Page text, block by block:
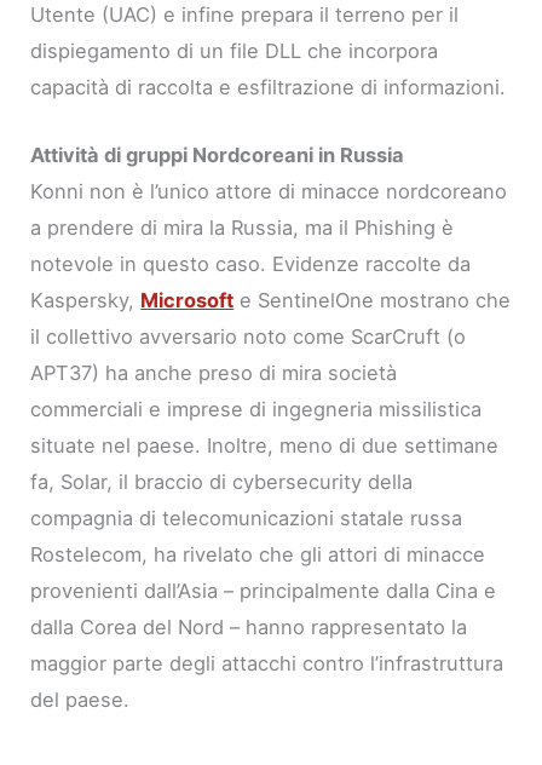
Utente (UAC) e infine prepara il terreno per il
dispiegamento di un file DLL che incorpora
capacità di raccolta e esfiltrazione di informazioni.
Attività di gruppi Nordcoreani in Russia
Konni non è l’unico attore di minacce nordcoreano
a prendere di mira la Russia, ma il Phishing è
notevole in questo caso. Evidenze raccolte da
Kaspersky, Microsoft e SentinelOne mostrano che
il collettivo avversario noto come ScarCruft (o
APT37) ha anche preso di mira società
commerciali e imprese di ingegneria missilistica
situate nel paese. Inoltre, meno di due settimane
fa, Solar, il braccio di cybersecurity della
compagnia di telecomunicazioni statale russa
Rostelecom, ha rivelato che gli attori di minacce
provenienti dall’Asia – principalmente dalla Cina e
dalla Corea del Nord – hanno rappresentato la
maggior parte degli attacchi contro l’infrastruttura
del paese.